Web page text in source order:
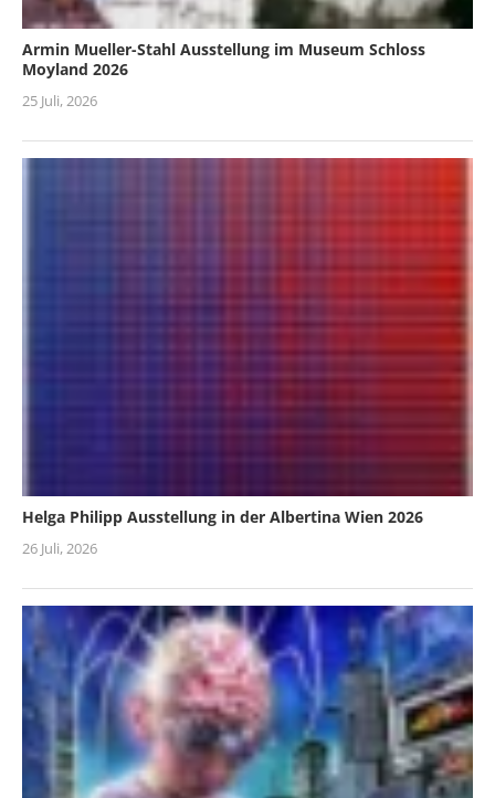
Armin Mueller-Stahl Ausstellung im Museum Schloss
Moyland 2026
25 Juli, 2026
Helga Philipp Ausstellung in der Albertina Wien 2026
26 Juli, 2026